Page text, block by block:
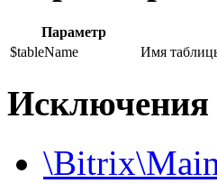
Параметр
$tableName
Имя
Исключения